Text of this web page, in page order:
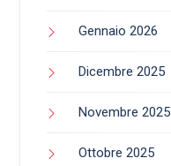
Gennaio 2026
Dicembre 2025
Novembre 2025
Ottobre 2025